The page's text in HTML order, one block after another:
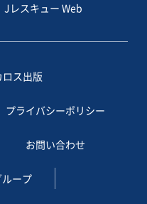
Jレスキュー Web
ス出版
プライバシーポリシー
お問い合わせ
ープ